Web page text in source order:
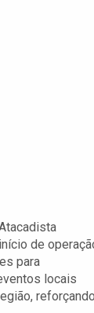
de
para
locais